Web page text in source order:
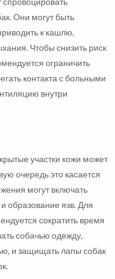
Они могут быть
к кашлю,
Чтобы снизить риск
ограничить
контакта с больными
внутри
участки кожи может
очередь это касается
могут включать
образование язв. Для
сократить время
собачью одежду,
и защищать лапы собак